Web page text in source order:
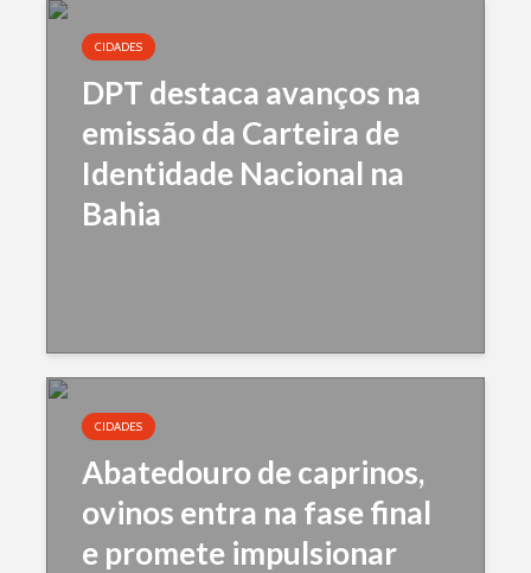
CIDADES
DPT destaca avanços na
emissão da Carteira de
Identidade Nacional na
Bahia
CIDADES
Abatedouro de caprinos,
ovinos entra na fase final
e promete impulsionar